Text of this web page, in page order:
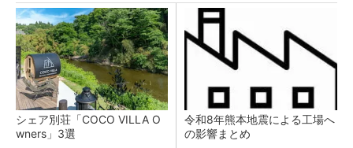
シェア別荘「COCO VILLA O
wners」3選
令和8年熊本地震による工場へ
の影響まとめ